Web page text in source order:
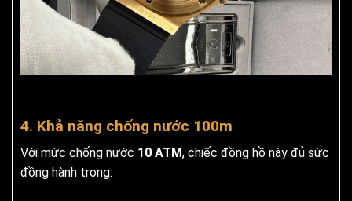
4. Khả năng chống nước 100m
Với mức chống nước 10 ATM, chiếc đồng hồ này đủ sức
đồng hành trong: